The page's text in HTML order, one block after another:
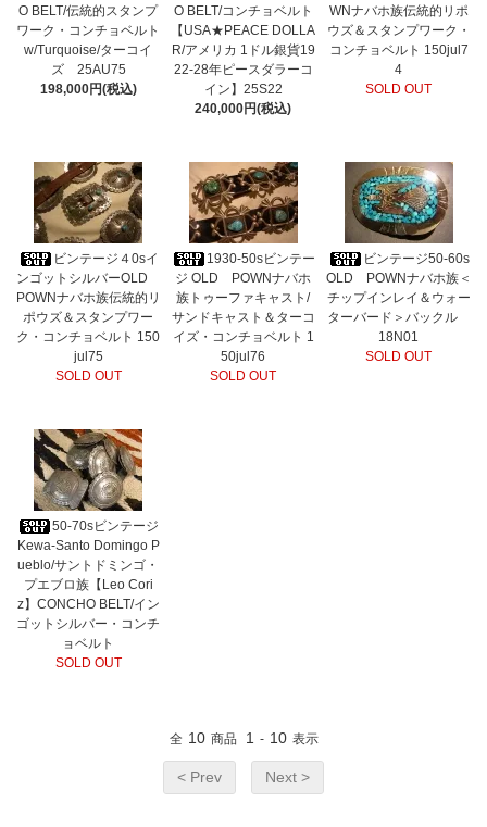
O BELT/伝統的スタンプ
ワーク・コンチョベルト
w/Turquoise/ターコイ
ズ 25AU75
198,000円(税込)
O BELT/コンチョベルト
【USA★PEACE DOLLA
R/アメリカ 1ドル銀貨19
22-28年ピースダラーコ
イン】25S22
240,000円(税込)
WNナバホ族伝統的リポ
ウズ＆スタンプワーク・
コンチョベルト 150jul7
4
SOLD OUT
ビンテージ４0sイ
ンゴットシルバーOLD
POWNナバホ族伝統的リ
ポウズ＆スタンプワー
ク・コンチョベルト 150
jul75
SOLD OUT
1930-50sビンテー
ジ OLD POWNナバホ
族トゥーファキャスト/
サンドキャスト＆ターコ
イズ・コンチョベルト 1
50jul76
SOLD OUT
ビンテージ50-60s
OLD POWNナバホ族＜
チップインレイ＆ウォー
ターバード＞バックル
18N01
SOLD OUT
50-70sビンテージ
Kewa-Santo Domingo P
ueblo/サントドミンゴ・
プエブロ族【Leo Cori
z】CONCHO BELT/イン
ゴットシルバー・コンチ
ョベルト
SOLD OUT
全 10 商品 1 - 10 表示
< Prev Next >